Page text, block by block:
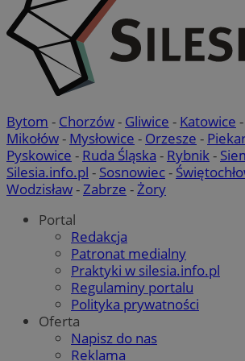
Bytom - Chorzów- Gliwice - Katowice -
Mikołów- Mysłowice - Orzesze -
Pyskowice - Ruda Śląska - Rybnik-
Silesia.info.pl - Sosnowiec-
Wodzisław-Zabrze -Żory
Portal
Redakcja
Patronat medialny
Praktyki w silesia.info.pl
Regulaminy portalu
Polityka prywatności
Oferta
Napisz do nas
Reklama
ze strony internetowej.
Nazwa
QeSessID
MvSessID
SessID
CookieScriptConsent